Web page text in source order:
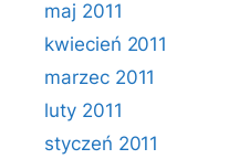
maj 2011
kwiecień 2011
marzec 2011
luty 2011
styczeń 2011